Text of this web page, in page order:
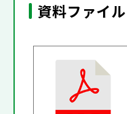
資料ファイル